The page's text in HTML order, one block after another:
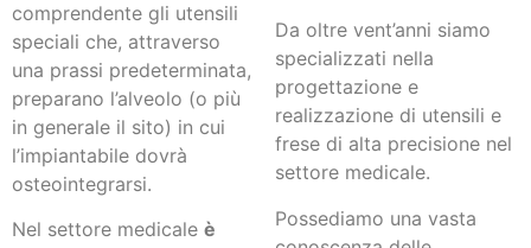
comprendente gli utensili
speciali che, attraverso
una prassi predeterminata,
preparano l’alveolo (o più
in generale il sito) in cui
l’impiantabile dovrà
osteointegrarsi.
Nel settore medicale è
Da oltre vent’anni siamo
specializzati nella
progettazione e
realizzazione di utensili e
frese di alta precisione nel
settore medicale.
Possediamo una vasta